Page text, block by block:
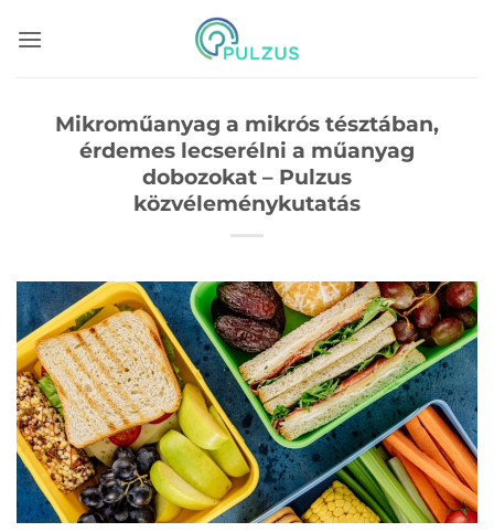
Mikroműanyag a mikrós tésztában,
érdemes lecserélni a műanyag
dobozokat – Pulzus
közvéleménykutatás